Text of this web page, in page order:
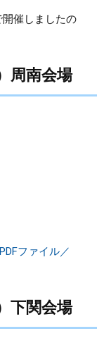
催しましたの
周南会場
ファイル／
下関会場